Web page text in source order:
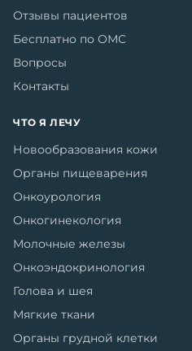
Отзывы пациентов
Бесплатно по ОМС
Вопросы
Контакты
ЧТО Я ЛЕЧУ
Новообразования кожи
Органы пищеварения
Онкоурология
Онкогинекология
Молочные железы
Онкоэндокринология
Голова и шея
Мягкие ткани
Органы грудной клетки